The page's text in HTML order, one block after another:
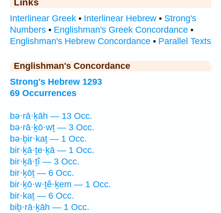
Interlinear Greek • Interlinear Hebrew • Strong's
Numbers • Englishman's Greek Concordance •
Englishman's Hebrew Concordance • Parallel Texts
Englishman's Concordance
Strong's Hebrew 1293
69 Occurrences
bə·rā·ḵāh — 13 Occ.
bə·rā·ḵō·wṯ — 3 Occ.
bə·ḇir·kaṯ — 1 Occ.
bir·ḵā·ṯe·ḵā — 1 Occ.
bir·ḵā·ṯî — 3 Occ.
bir·ḵōṯ — 6 Occ.
bir·ḵō·w·ṯê·ḵem — 1 Occ.
bir·kaṯ — 6 Occ.
biḇ·rā·ḵāh — 1 Occ.